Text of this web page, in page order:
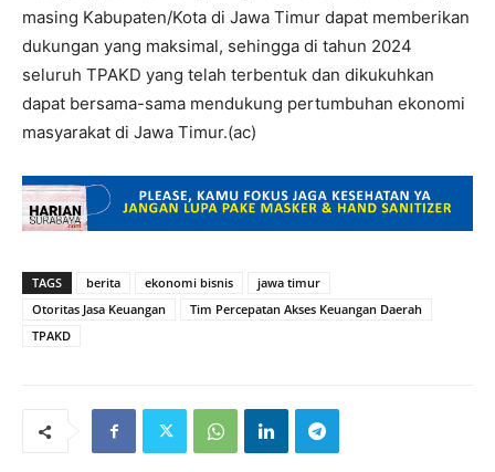
masing Kabupaten/Kota di Jawa Timur dapat memberikan
dukungan yang maksimal, sehingga di tahun 2024
seluruh TPAKD yang telah terbentuk dan dikukuhkan
dapat bersama-sama mendukung pertumbuhan ekonomi
masyarakat di Jawa Timur.(ac)
TAGS berita ekonomi bisnis
jawa timur
Otoritas Jasa Keuangan
Tim Percepatan Akses Keuangan Daerah
TPAKD